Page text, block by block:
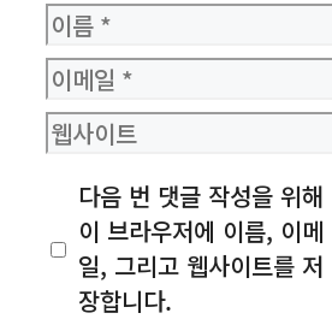
이
름
이
메
일
웹
사
다음 번 댓글 작성을 위해
이 브라우저에 이름, 이메
일, 그리고 웹사이트를 저
장합니다.